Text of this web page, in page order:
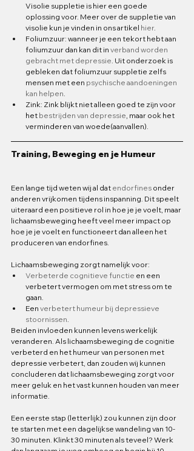
Visolie suppletie is hier een goede
oplossing voor. Meer over de suppletie van
visolie kun je vinden in ons artikel hier.
Foliumzuur: wanneer je een tekort hebt aan
foliumzuur dan kan dit in verband worden
gebracht met depressie . Uit onderzoek is
gebleken dat foliumzuur suppletie zelfs
mensen met een psychische aandoeningen
kan helpen
Zink: Zink blijkt niet alleen goed te zijn voor
het bestrijden van depressie , maar ook het
verminderen van woede(aanvallen).
Training, Beweging en je Humeur
Een lange tijd weten wij al dat endorfines onder
anderen vrijkomen tijdens inspanning. Dit speelt
uiteraard een positieve rol in hoe je je voelt, maar
lichaamsbeweging heeft veel meer impact op
hoe je je voelt en functioneert dan alleen het
produceren van endorfines.
Lichaamsbeweging zorgt namelijk voor:
Verbeterde cognitieve functie en een
verbetert vermogen om met stress om te
gaan.
Een verbetert humeur bij depressieve
stoornissen
Beiden invloeden kunnen levens werkelijk
veranderen. Als lichaamsbeweging de cognitie
verbeterd en het humeur van personen met
depressie verbetert, dan zouden wij kunnen
concluderen dat lichaamsbeweging zorgt voor
meer geluk en het vast kunnen houden van meer
informatie.
Een eerste stap (letterlijk) zou kunnen zijn door
te starten met een dagelijkse wandeling van 10-
30 minuten. Klinkt 30 minuten als teveel? Werk